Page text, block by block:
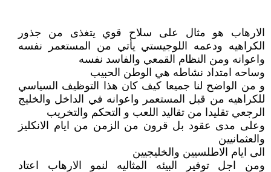
الارهاب هو مثال على سلاح قوي يتغذى من جذور
الكراهيه ودعمه اللوجيستي يأتي من المستعمر نفسه
واعوانه ومن النظام القمعي والفاسد نفسه
وساحه امتداد نشاطه هي الوطن الحبيب
و من الواضح لنا جميعا كيف كان هذا التوظيف السياسي
للكراهيه من قبل المستعمر واعوانه في الداخل والخليج
الرجعي تقليدا من تقاليد اللعب و التحكم والتخريب
وعلى مدى عقود بل قرون من الزمن من ايام الانكليز
والعثمانيين
الى ايام الاطلسيين والخليجيين
ومن اجل توفير البيئه المثاليه لنمو الارهاب اعتاد